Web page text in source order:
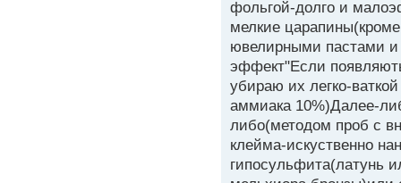
фольгой-долго и
мелкие
ювелирными пастами и
эффект"Если
убираю их легко-
аммиака 10%)Далее-
либо(методом проб с
клейма-искуственно
гипосульфита(латунь